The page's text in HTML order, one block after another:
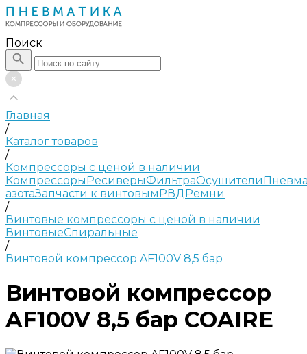
Поиск
Главная
/
Каталог товаров
/
Компрессоры с ценой в наличии
КомпрессорыРесиверыФильтраОсушители
азотаЗапчасти к винтовымРВДРемни
/
Винтовые компрессоры с ценой в наличии
ВинтовыеСпиральные
/
Винтовой компрессор AF100V 8,5 бар
Винтовой компрессор
AF100V 8,5 бар COAIRE